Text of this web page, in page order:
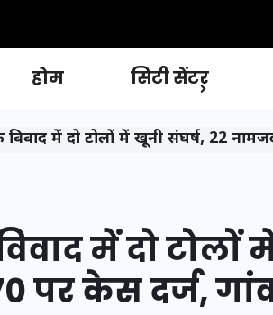
होम सिटी सेंटर
विवाद में दो टोलों में खूनी संघर्ष, 22
में दो टोलों
पर केस दर्ज,